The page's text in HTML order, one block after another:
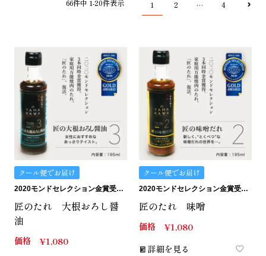
66件中 1-20件表示 1 2 … 4
クール便でお届け
2020モンドセレクション金賞受賞。匠のたれ。
匠のたれ 大根おろし醤
油
価格 ¥1,080
クール便でお届け
2020モンドセレクション金賞受賞。匠のたれ。
匠のたれ 味噌
価格 ¥1,080
詳細を見る